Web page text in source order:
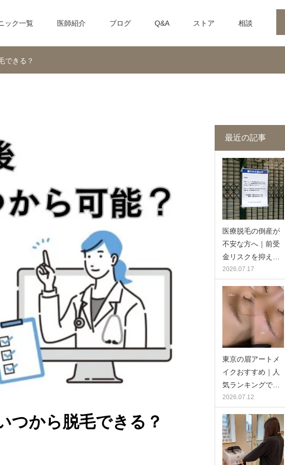
ック一覧 医師紹介 ブログ Q&A ストア 相談
できる？
つから脱毛できる？
最近の記事
医療脱毛の倒産が
不安な方へ｜前受
金リスクを抑え…
2026.07.17
東京の眉アートメ
イクおすすめ｜人
気ランキングで…
2026.07.12